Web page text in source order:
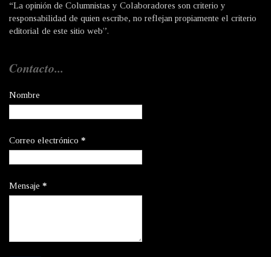
“La opinión de Columnistas y Colaboradores son criterio y
responsabilidad de quien escribe, no reflejan propiamente el criterio
editorial de este sitio web”.
Contacto...
Nombre
Correo electrónico *
Mensaje *